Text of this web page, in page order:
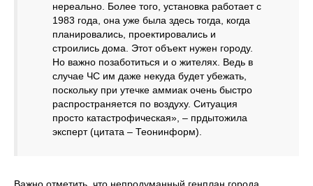
нереально. Более того, установка работает с
1983 года, она уже была здесь тогда, когда
планировались, проектировались и
строились дома. Этот объект нужен городу.
Но важно позаботиться и о жителях. Ведь в
случае ЧС им даже некуда будет убежать,
поскольку при утечке аммиак очень быстро
распространяется по воздуху. Ситуация
просто катастрофическая», – прдытожила
эксперт (цитата – Теонинформ).